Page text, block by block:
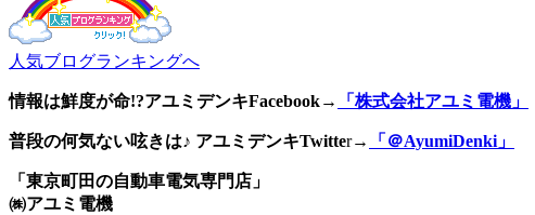
人気ブログランキングへ
情報は鮮度が命!?アユミデンキFacebook→ 「株式会社アユミ電機」
普段の何気ない呟きは♪ アユミデンキTwitter→ 「＠AyumiDenki」
「東京町田の自動車電気専門店」
㈱アユミ電機